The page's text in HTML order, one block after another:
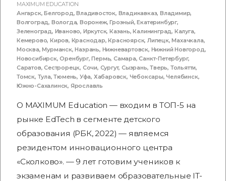
MAXIMUM EDUCATION
Ангарск,Белгород,Владивосток, Владикавказ,Владимир,
Волгоград, Вологда,Воронеж,Грозный,Екатеринбург,
Зеленоград, Иваново, Иркутск,Казань,Калининград, Калуга,
Кемерово,Киров, Краснодар,Красноярск,Липецк,Махачкала,
Москва,Мурманск,Назрань, Нижневартовск, Нижний Новгород,
Новосибирск,Оренбург,Пермь,Самара,Санкт-Петербург,
Саратов,Сестрорецк, Сочи, Сургут,Сызрань,Тверь, Тольятти,
Томск, Тула,Тюмень, Уфа, Хабаровск, Чебоксары,Челябинск,
Южно-Сахалинск, Ярославль
О MAXIMUM Education — входим в ТОП-5 на
рынке EdTech в сегменте детского
образования (РБК, 2022) — являемся
резидентом инновационного центра
«Сколково». — 9 лет готовим учеников к
экзаменам и развиваем образовательные IT-